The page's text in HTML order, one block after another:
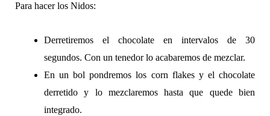
Para hacer los Nidos:
Derretiremos el chocolate en intervalos de 30
segundos. Con un tenedor lo acabaremos de mezclar.
En un bol pondremos los corn flakes y el chocolate
derretido y lo mezclaremos hasta que quede bien
integrado.